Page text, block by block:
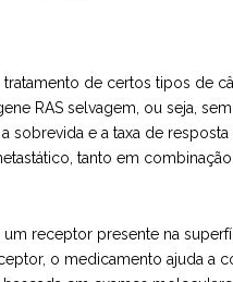
de certos tipos de
RAS selvagem, ou seja,
e a taxa de
tanto em
receptor presente na
o medicamento ajuda a